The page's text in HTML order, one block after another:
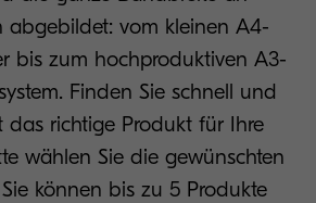
abgebildet: vom kleinen A4-
bis zum hochproduktiven A3-
Finden Sie schnell und
das richtige Produkt für Ihre
wählen Sie die gewünschten
können bis zu 5 Produkte